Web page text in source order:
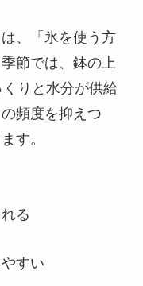
、「氷を使う方
節では、鉢の上
りと水分が供給
頻度を抑えつ
す。
る
すい